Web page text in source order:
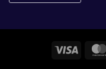
Visa